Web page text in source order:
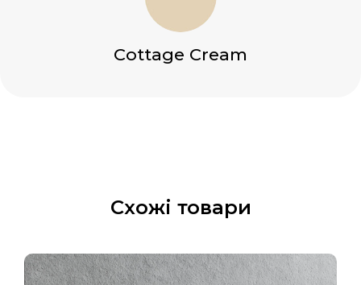
Cottage Cream
Схожі товари